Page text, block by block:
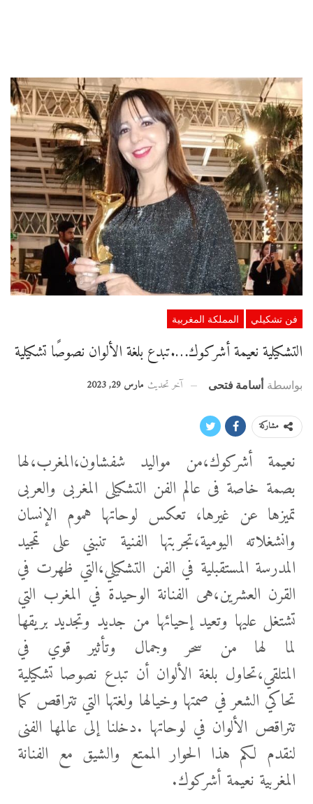
فن تشكيلي المملكة المغربية
التشكيلية نعيمة أشركوك….تبدع بلغة الألوان نصوصًا تشكيلية
بواسطة أسامة فتحى آخر تحديث مارس 29, 2023
مشاركة
نعيمة أشركوك،من مواليد شفشاون،المغرب،لها
بصمة خاصة فى عالم الفن التشكيلى المغربى والعربى
تميزها عن غيرها، تعكس لوحاتها هموم الإنسان
وانشغلاته اليومية،تجربتها الفنية تنبني على تمجيد
المدرسة المستقبلية في الفن التشكيلي،التي ظهرت في
القرن العشرين،هى الفنانة الوحيدة في المغرب التي
تشتغل عليها وتعيد إحيائها من جديد وتجديد بريقها
لما لها من سحر وجمال وتأثير قوي في
المتلقي،تحاول بلغة الألوان أن تبدع نصوصا تشكيلية
تحاكي الشعر في صمتها وخيالها ولغتها التي تتراقص كما
تتراقص الألوان في لوحاتها .دخلنا إلى عالمها الفنى
لنقدم لكم هذا الحوار الممتع والشيق مع الفنانة
المغربية نعيمة أشركوك.